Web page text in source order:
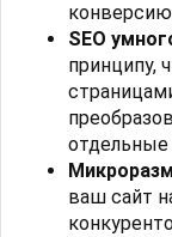
SEO
принципу,
ваш сайт